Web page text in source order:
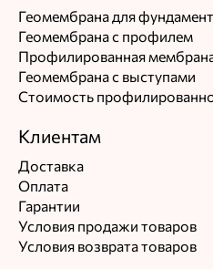
Геомембрана для
Геомембрана с профилем
Профилированная
Геомембрана с выступами
Стоимость
Клиентам
Доставка
Оплата
Гарантии
Условия продажи товаров
Условия возврата товаров